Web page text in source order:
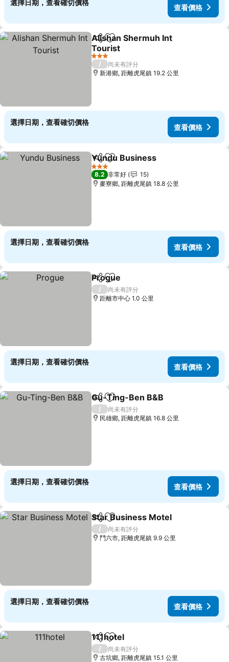
選擇日期，查看確切價格
查看價格
分享 加入我的最愛
Alishan Shermuh Int
Tourist
查看價格
3 星級
/
尚未有評分
新港鄉, 距離虎尾鎮 19.2 公里
選擇日期，查看確切價格
查看價格
分享 加入我的最愛
Yundu Business
3 星級
8.2 非常好
15
麥寮鄉, 距離虎尾鎮 18.8 公里
選擇日期，查看確切價格
查看價格
分享 加入我的最愛
Progue
/
尚未有評分
距離市中心 1.0 公里
選擇日期，查看確切價格
查看價格
分享 加入我的最愛
Gu-Ting-Ben B&B
/
尚未有評分
民雄鄉, 距離虎尾鎮 16.8 公里
選擇日期，查看確切價格
查看價格
分享 加入我的最愛
Star Business Motel
/
尚未有評分
鬥六市, 距離虎尾鎮 9.9 公里
選擇日期，查看確切價格
查看價格
分享 加入我的最愛
111hotel
/
尚未有評分
古坑鄉, 距離虎尾鎮 15.1 公里